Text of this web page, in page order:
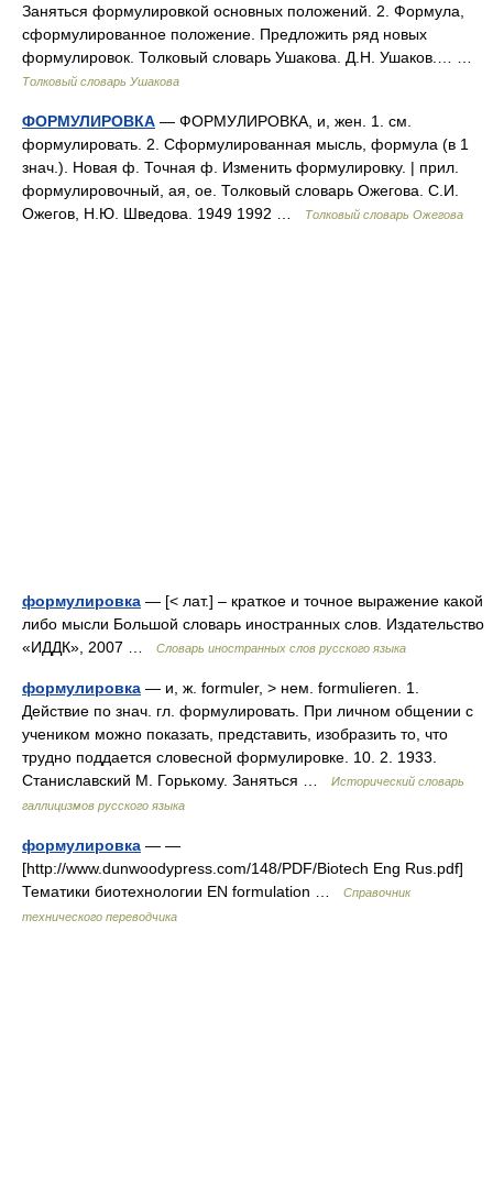
Заняться формулировкой основных положений. 2. Формула,
сформулированное положение. Предложить ряд новых
формулировок. Толковый словарь Ушакова. Д.Н. Ушаков.… …
Толковый словарь Ушакова
ФОРМУЛИРОВКА — ФОРМУЛИРОВКА, и, жен. 1. см.
формулировать. 2. Сформулированная мысль, формула (в 1
знач.). Новая ф. Точная ф. Изменить формулировку. | прил.
формулировочный, ая, ое. Толковый словарь Ожегова. С.И.
Ожегов, Н.Ю. Шведова. 1949 1992 …
Толковый словарь Ожегова
формулировка — [< лат.] – краткое и точное выражение какой
либо мысли Большой словарь иностранных слов. Издательство
«ИДДК», 2007 …
Словарь иностранных слов русского языка
формулировка — и, ж. formuler, > нем. formulieren. 1.
Действие по знач. гл. формулировать. При личном общении с
учеником можно показать, представить, изобразить то, что
трудно поддается словесной формулировке. 10. 2. 1933.
Станиславский М. Горькому. Заняться …
Исторический словарь
галлицизмов русского языка
формулировка — —
[http://www.dunwoodypress.com/148/PDF/Biotech Eng Rus.pdf]
Тематики биотехнологии EN formulation …
Справочник
технического переводчика